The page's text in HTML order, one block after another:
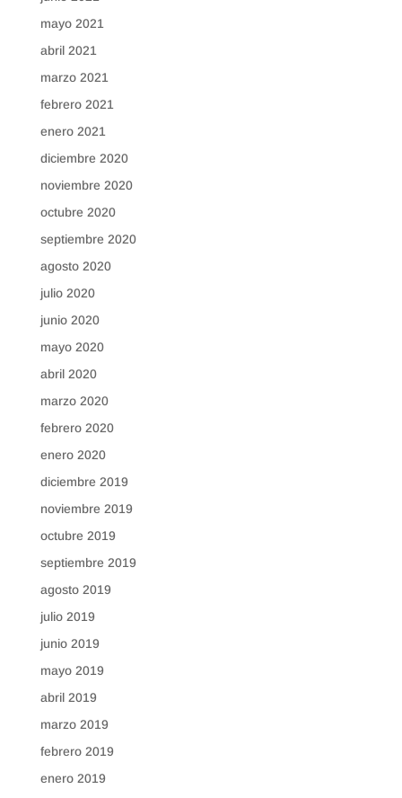
mayo 2021
abril 2021
marzo 2021
febrero 2021
enero 2021
diciembre 2020
noviembre 2020
octubre 2020
septiembre 2020
agosto 2020
julio 2020
junio 2020
mayo 2020
abril 2020
marzo 2020
febrero 2020
enero 2020
diciembre 2019
noviembre 2019
octubre 2019
septiembre 2019
agosto 2019
julio 2019
junio 2019
mayo 2019
abril 2019
marzo 2019
febrero 2019
enero 2019